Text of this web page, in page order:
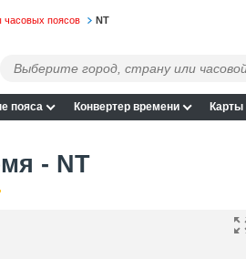
часовых поясов NT
пояса Конвертер времени Карты
- NT